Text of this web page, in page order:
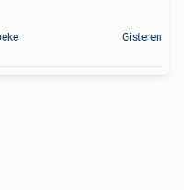
Gisteren